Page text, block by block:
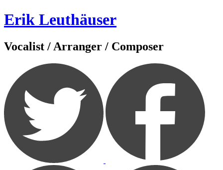
Zum
Inhalt
Erik Leuthäuser
Vocalist / Arranger / Composer